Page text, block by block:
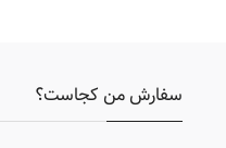
سفارش من کجاست؟